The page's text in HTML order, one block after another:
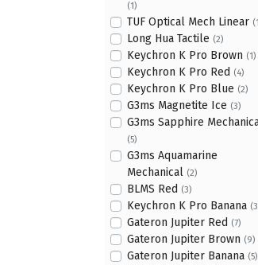
(1)
TUF Optical Mech Linear
Long Hua Tactile (2)
Keychron K Pro Brown (1)
Keychron K Pro Red (4)
Keychron K Pro Blue (2)
G3ms Magnetite Ice (3)
G3ms Sapphire
(5)
G3ms Aquamarine
Mechanical (2)
BLMS Red (3)
Keychron K Pro Banana
Gateron Jupiter Red (7)
Gateron Jupiter Brown (9)
Gateron Jupiter Banana (5)